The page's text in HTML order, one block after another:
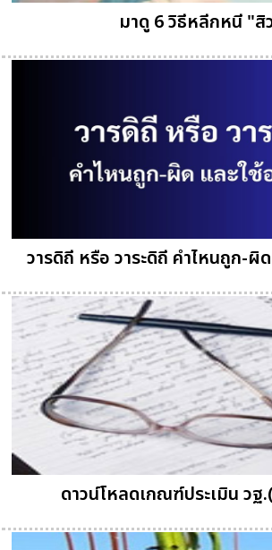
มาดู 6 วิธีหลีกหนี "สิ
วารดิถี หรือ วาระดิถี คำไหนถูก-ผิ
ดาวน์โหลดเกณฑ์ประเมิน วฐ